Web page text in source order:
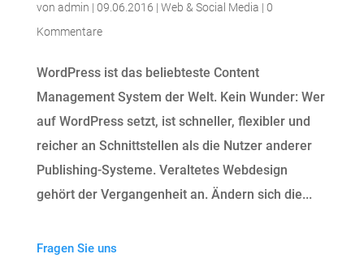
von admin | 09.06.2016 | Web & Social Media | 0
Kommentare
WordPress ist das beliebteste Content
Management System der Welt. Kein Wunder: Wer
auf WordPress setzt, ist schneller, flexibler und
reicher an Schnittstellen als die Nutzer anderer
Publishing-Systeme. Veraltetes Webdesign
gehört der Vergangenheit an. Ändern sich die...
Fragen Sie uns